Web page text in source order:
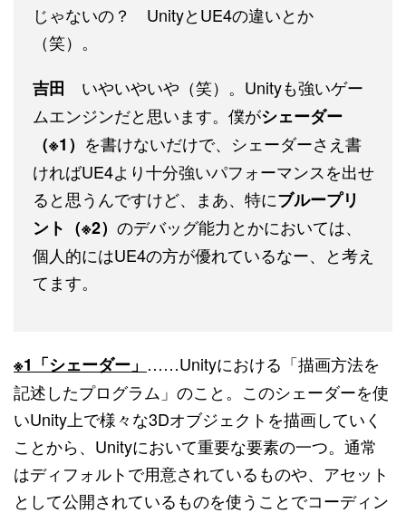
じゃないの？ UnityとUE4の違いとか
（笑）。
吉田 いやいやいや（笑）。Unityも強いゲー
ムエンジンだと思います。僕がシェーダー
（※1） を書けないだけで、シェーダーさえ書
ければUE4より十分強いパフォーマンスを出せ
ると思うんですけど、まあ、特にブループリ
ント（※2） のデバッグ能力とかにおいては、
個人的にはUE4の方が優れているなー、と考え
てます。
※1「シェーダー」 ……Unityにおける「描画方法を
記述したプログラム」のこと。このシェーダーを使
いUnity上で様々な3Dオブジェクトを描画していく
ことから、Unityにおいて重要な要素の一つ。通常
はディフォルトで用意されているものや、アセット
として公開されているものを使うことでコーディン